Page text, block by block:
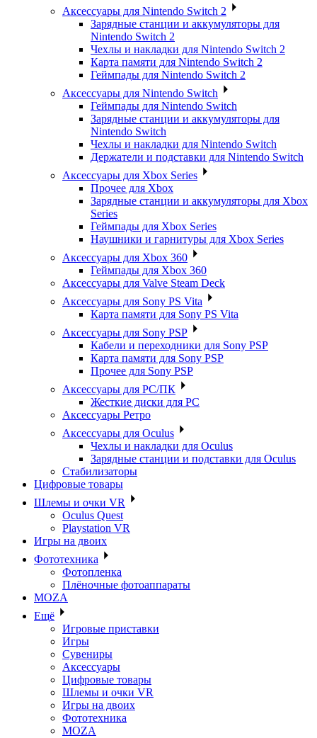
Аксессуары для Nintendo Switch 2
Зарядные станции и аккумуляторы для
Nintendo Switch 2
Чехлы и накладки для Nintendo Switch 2
Карта памяти для Nintendo Switch 2
Геймпады для Nintendo Switch 2
Аксессуары для Nintendo Switch
Геймпады для Nintendo Switch
Зарядные станции и аккумуляторы для
Nintendo Switch
Чехлы и накладки для Nintendo Switch
Держатели и подставки для Nintendo Switch
Аксессуары для Xbox Series
Прочее для Xbox
Зарядные станции и аккумуляторы для Xbox
Series
Геймпады для Xbox Series
Наушники и гарнитуры для Xbox Series
Аксессуары для Xbox 360
Геймпады для Xbox 360
Аксессуары для Valve Steam Deck
Аксессуары для Sony PS Vita
Карта памяти для Sony PS Vita
Аксессуары для Sony PSP
Кабели и переходники для Sony PSP
Карта памяти для Sony PSP
Прочее для Sony PSP
Аксессуары для PC/ПК
Жесткие диски для PC
Аксессуары Ретро
Аксессуары для Oculus
Чехлы и накладки для Oculus
Зарядные станции и подставки для Oculus
Стабилизаторы
Цифровые товары
Шлемы и очки VR
Oculus Quest
Playstation VR
Игры на двоих
Фототехника
Фотопленка
Плёночные фотоаппараты
MOZA
Ещё
Игровые приставки
Игры
Сувениры
Аксессуары
Цифровые товары
Шлемы и очки VR
Игры на двоих
Фототехника
MOZA